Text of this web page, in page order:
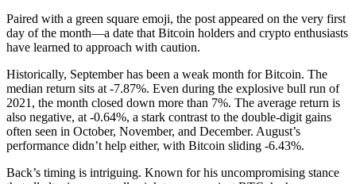
Paired with a green square emoji, the post appeared on the very first
day of the month—a date that Bitcoin holders and crypto enthusiasts
have learned to approach with caution.
Historically, September has been a weak month for Bitcoin. The
median return sits at -7.87%. Even during the explosive bull run of
2021, the month closed down more than 7%. The average return is
also negative, at -0.64%, a stark contrast to the double-digit gains
often seen in October, November, and December. August’s
performance didn’t help either, with Bitcoin sliding -6.43%.
Back’s timing is intriguing. Known for his uncompromising stance